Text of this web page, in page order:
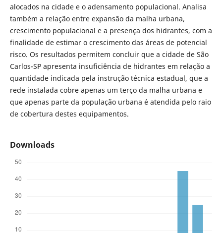
alocados na cidade e o adensamento populacional. Analisa
também a relação entre expansão da malha urbana,
crescimento populacional e a presença dos hidrantes, com a
finalidade de estimar o crescimento das áreas de potencial
risco. Os resultados permitem concluir que a cidade de São
Carlos-SP apresenta insuficiência de hidrantes em relação a
quantidade indicada pela instrução técnica estadual, que a
rede instalada cobre apenas um terço da malha urbana e
que apenas parte da população urbana é atendida pelo raio
de cobertura destes equipamentos.
Downloads